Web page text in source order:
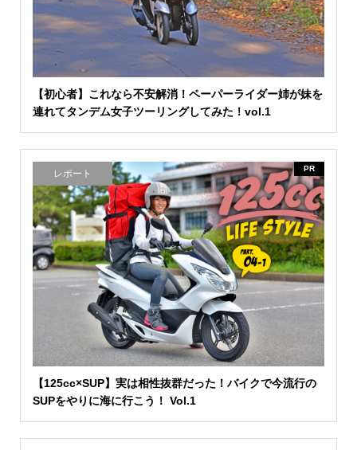
【初心者】これなら不安解消！ペーパーライダー姉が妹を
連れてタンデム女子ツーリングしてみた！vol.1
レポート PR
【125cc×SUP】実は相性抜群だった！バイクで今流行の
SUPをやりに海に行こう！ Vol.1